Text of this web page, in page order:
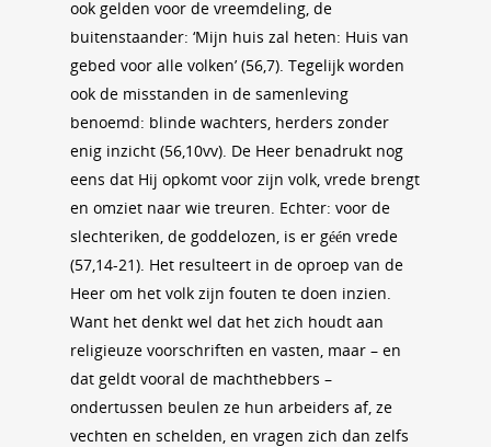
ook gelden voor de vreemdeling, de
buitenstaander: ‘Mijn huis zal heten: Huis van
gebed voor alle volken’ (56,7). Tegelijk worden
ook de misstanden in de samenleving
benoemd: blinde wachters, herders zonder
enig inzicht (56,10vv). De Heer benadrukt nog
eens dat Hij opkomt voor zijn volk, vrede brengt
en omziet naar wie treuren. Echter: voor de
slechteriken, de goddelozen, is er géén vrede
(57,14-21). Het resulteert in de oproep van de
Heer om het volk zijn fouten te doen inzien.
Want het denkt wel dat het zich houdt aan
religieuze voorschriften en vasten, maar – en
dat geldt vooral de machthebbers –
ondertussen beulen ze hun arbeiders af, ze
vechten en schelden, en vragen zich dan zelfs